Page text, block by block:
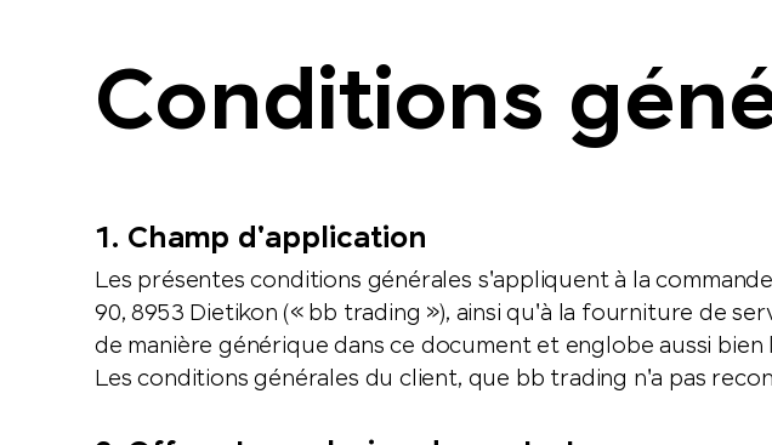
Conditions
1. Champ d'application
Les présentes conditions générales s'appliquent à la
90, 8953 Dietikon (« bb trading »), ainsi qu'à la fourniture de
de manière générique dans ce document et englobe aussi bien
Les conditions générales du client, que bb trading n'a pas